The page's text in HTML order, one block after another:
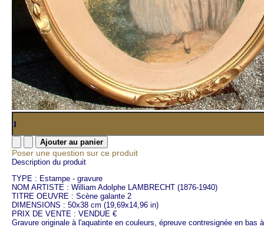
Poser une question sur ce produit
Description du produit
TYPE : Estampe - gravure
NOM ARTISTE : William Adolphe LAMBRECHT (1876-1940)
TITRE OEUVRE : Scène galante 2
DIMENSIONS : 50x38 cm (19,69x14,96 in)
PRIX DE VENTE : VENDUE €
Gravure originale à l'aquatinte en couleurs, épreuve contresignée en bas